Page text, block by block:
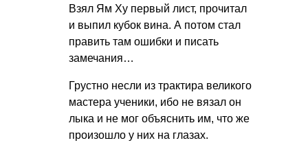
Взял Ям Ху первый лист, прочитал
и выпил кубок вина. А потом стал
править там ошибки и писать
замечания…
Грустно несли из трактира великого
мастера ученики, ибо не вязал он
лыка и не мог объяснить им, что же
произошло у них на глазах.